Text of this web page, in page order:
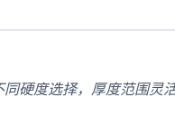
硬度选择，厚度范围灵